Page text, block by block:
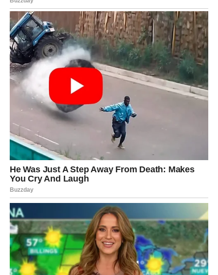
Zašto Ribe ne mogu lako da puste?
Jer Ribe imaju dar i prokletstvo: one osećaju energiju.
Osećaju “šta je moglo biti”. Osećaju kada je ljubav bila
stvarna, čak i ako se završila. I tada im je najteže da
prihvate da nešto što je bilo duboko – može ipak da se
završi.
Ribe često sebi postave pitanje:
“Da li sam ja kriva? Da li sam previše volela? Da li sam
previše verovala? Da li sam se dala do kraja – a nisam bila
čuvana?”
I ovo je najopasniji deo: Ribe umeju da krive sebe, čak i
kada nisu krive.
Ribe u ljubavi – tuga, nostalgija i tiha
nada
Ribe možda kažu da su završile, ali u njima postoji tiha
nada da će se bivša ljubav javiti. Čak i kada znaju da to
možda ne bi bilo dobro. Čak i kada razum kaže “ne”, srce